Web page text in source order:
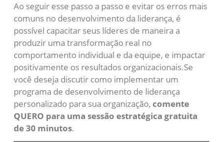
Ao seguir esse passo a passo e evitar os erros mais
comuns no desenvolvimento da liderança, é
possível capacitar seus líderes de maneira a
produzir uma transformação real no
comportamento individual e da equipe, e impactar
positivamente os resultados organizacionais.Se
você deseja discutir como implementar um
programa de desenvolvimento de liderança
personalizado para sua organização, comente
QUERO para uma sessão estratégica gratuita
de 30 minutos.